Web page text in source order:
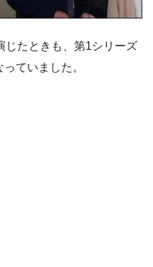
じたときも、第1シリーズ
ていました。